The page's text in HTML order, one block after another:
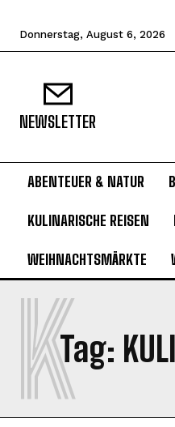
Donnerstag, August 6, 2026
NEWSLETTER
ABENTEUER & NATUR
KULINARISCHE REISEN
WEIHNACHTSMÄRKTE
Tag:
K